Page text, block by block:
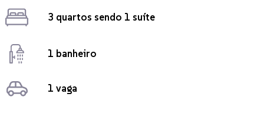
3 quartos sendo 1 suíte
1 banheiro
1 vaga